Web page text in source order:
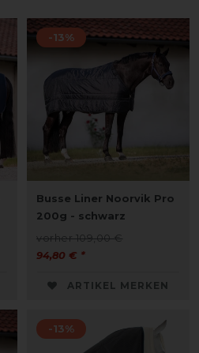
-13%
Busse Liner Noorvik Pro
200g - schwarz
vorher 109,00 €
94,80 € *
ARTIKEL MERKEN
-13%